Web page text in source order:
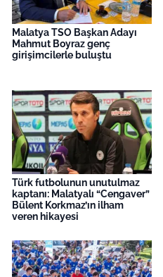
Malatya TSO Başkan Adayı
Mahmut Boyraz genç
girişimcilerle buluştu
Türk futbolunun unutulmaz
kaptanı: Malatyalı “Cengaver”
Bülent Korkmaz’ın ilham
veren hikayesi